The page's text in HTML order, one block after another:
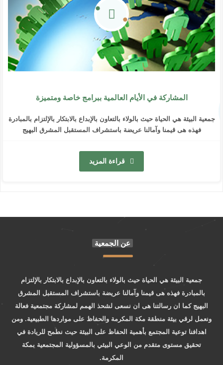
المشاركة في الأيام العالمية ببرامج خاصة ومتميزة
جمعية البيئة هي الحياة حيث بالولاء بالتعاون بالإبداع بالابتكار بالإلتزام بالمبادرة
فهذه هى قيمنا وآمالنا عريضة باستشراف المستقبل المشرق البهيج
قراءة المزيد
عن الجمعية
جمعية البيئة هي الحياة حيث بالولاء بالتعاون بالإبداع بالابتكار بالإلتزام
بالمبادرة فهذه هى قيمنا وآمالنا عريضة باستشراف المستقبل المشرق
البهيج كما ان رسالتنا هى ان نسعى لشحذ الهمم لمشاركة مجتمعية فعالة
ونعمل لرقي بيئة منطقة مكة المكرمة والحفاظ على مواردها الطبيعية. ومن
اهدافنا توعية المجتمع بأهمية الحفاظ على البيئة حيث نطمح للريادة في
تحقيق مستوى متقدم من الوعي البيئي بالمسؤولية المجتمعية بمكة
المكرمة.